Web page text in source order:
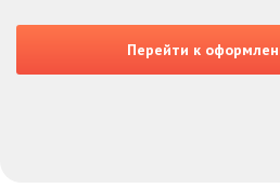
Перейти к